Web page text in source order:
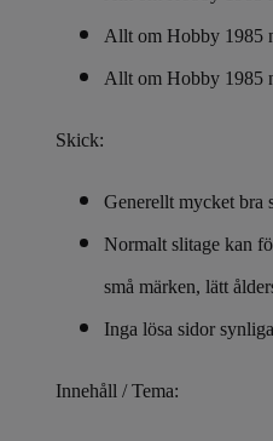
Allt om Hobby 1985
Allt om Hobby 1985
Skick:
Generellt mycket bra
Normalt slitage kan
små märken, lätt
Inga lösa sidor
Innehåll / Tema: